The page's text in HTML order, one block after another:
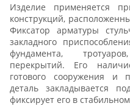
Изделие применяется
конструкций,
Фиксатор арматуры
закладного
фундамента,
перекрытий. Его
готового сооружения и
деталь закладывается
фиксирует его в